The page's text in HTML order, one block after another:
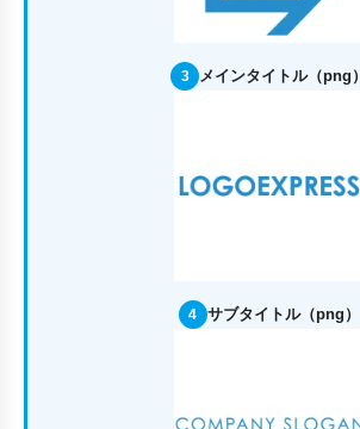
3 メインタイトル（png）
4 サブタイトル（png）